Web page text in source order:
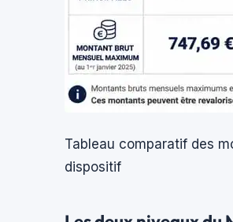
Tableau comparatif des
dispositif